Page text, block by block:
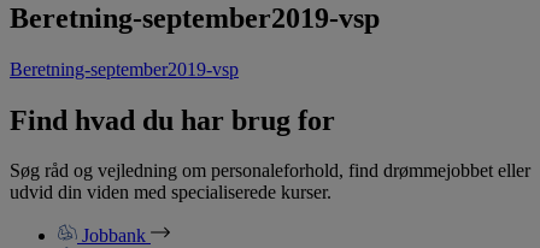
Beretning-september2019-vsp
Beretning-september2019-vsp
Find hvad du har brug for
Søg råd og vejledning om personaleforhold, find drømmejobbet eller
udvid din viden med specialiserede kurser.
Jobbank